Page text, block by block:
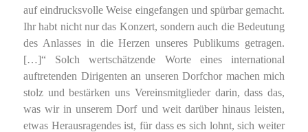
auf eindrucksvolle Weise eingefangen und spürbar gemacht.
Ihr habt nicht nur das Konzert, sondern auch die Bedeutung
des Anlasses in die Herzen unseres Publikums getragen.
[…]“ Solch wertschätzende Worte eines international
auftretenden Dirigenten an unseren Dorfchor machen mich
stolz und bestärken uns Vereinsmitglieder darin, dass das,
was wir in unserem Dorf und weit darüber hinaus leisten,
etwas Herausragendes ist, für dass es sich lohnt, sich weiter